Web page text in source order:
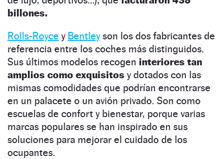
billones.
Rolls-Royce y Bentleyson los dos fabricantes de
referencia entre los coches más distinguidos.
Sus últimos modelos recogen interiores tan
amplios como exquisitos y dotados con las
mismas comodidades que podrían encontrarse
en un palacete o un avión privado. Son como
escuelas de confort y bienestar, porque varias
marcas populares se han inspirado en sus
soluciones para mejorar el cuidado de los
ocupantes.